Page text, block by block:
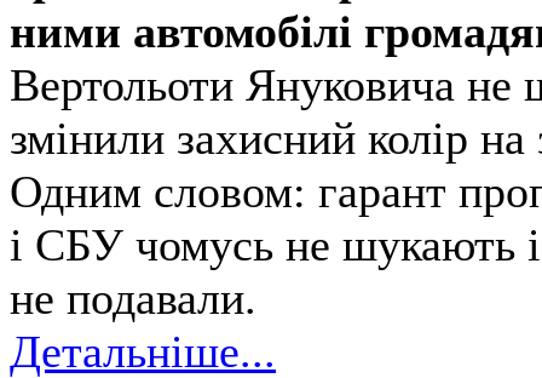
ними автомобілі
Вертольоти Януковича не
змінили захисний колір
Одним словом: гарант
і СБУ чомусь не шукають
не подавали.
Детальніше...